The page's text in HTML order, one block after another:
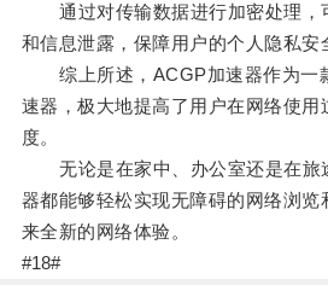
通过对传输数据进行加密处理，
和信息泄露，保障用户的个人隐私安
综上所述，ACGP加速器作为一
速器，极大地提高了用户在网络使用
度。
无论是在家中、办公室还是在旅
器都能够轻松实现无障碍的网络浏览
来全新的网络体验。
#18#